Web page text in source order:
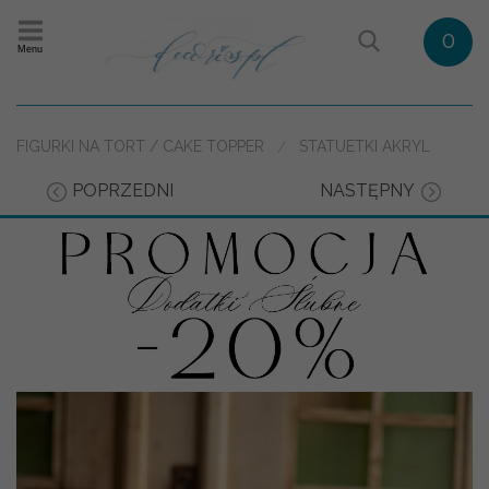
Menu 0
FIGURKI NA TORT / CAKE TOPPER STATUETKI AKRYL
POPRZEDNI NASTĘPNY